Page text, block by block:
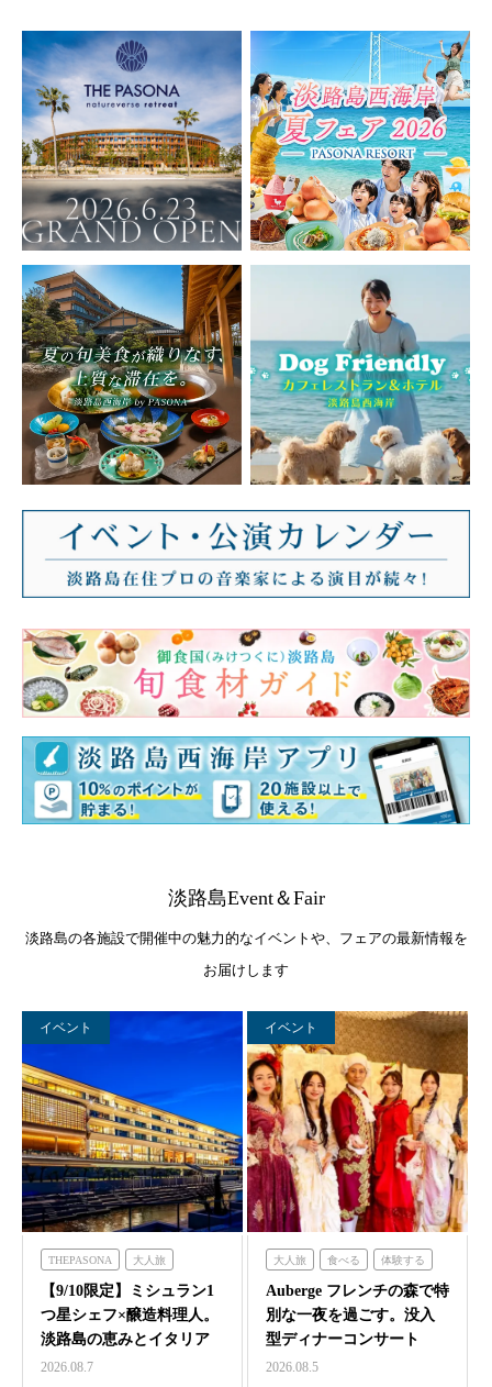
淡路島Event＆Fair
淡路島の各施設で開催中の魅力的なイベントや、フェアの最新情報を
お届けします
イベント
THEPASONA 大人旅
食べる 体験する
【9/10限定】ミシュラン1
つ星シェフ×醸造料理人。
淡路島の恵みとイタリア
料理の感性が交わ…
2026.08.7
イベント
大人旅 食べる 体験する
泊まる フレンチの森
Auberge フレンチの森で特
別な一夜を過ごす。没入
型ディナーコンサート
『サロン・ド・モ…
2026.08.5